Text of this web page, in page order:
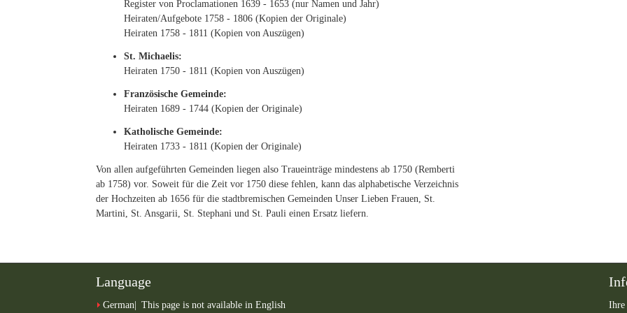
Register von Proclamationen 1639 - 1653 (nur Namen und Jahr)
Heiraten/Aufgebote 1758 - 1806 (Kopien der Originale)
Heiraten 1758 - 1811 (Kopien von Auszügen)
St. Michaelis:
Heiraten 1750 - 1811 (Kopien von Auszügen)
Französische Gemeinde:
Heiraten 1689 - 1744 (Kopien der Originale)
Katholische Gemeinde:
Heiraten 1733 - 1811 (Kopien der Originale)
Von allen aufgeführten Gemeinden liegen also Traueinträge mindestens ab 1750 (Remberti
ab 1758) vor. Soweit für die Zeit vor 1750 diese fehlen, kann das alphabetische Verzeichnis
der Hochzeiten ab 1656 für die stadtbremischen Gemeinden Unser Lieben Frauen, St.
Martini, St. Ansgarii, St. Stephani und St. Pauli einen Ersatz liefern.
Language
German This page is not available in English Ihre